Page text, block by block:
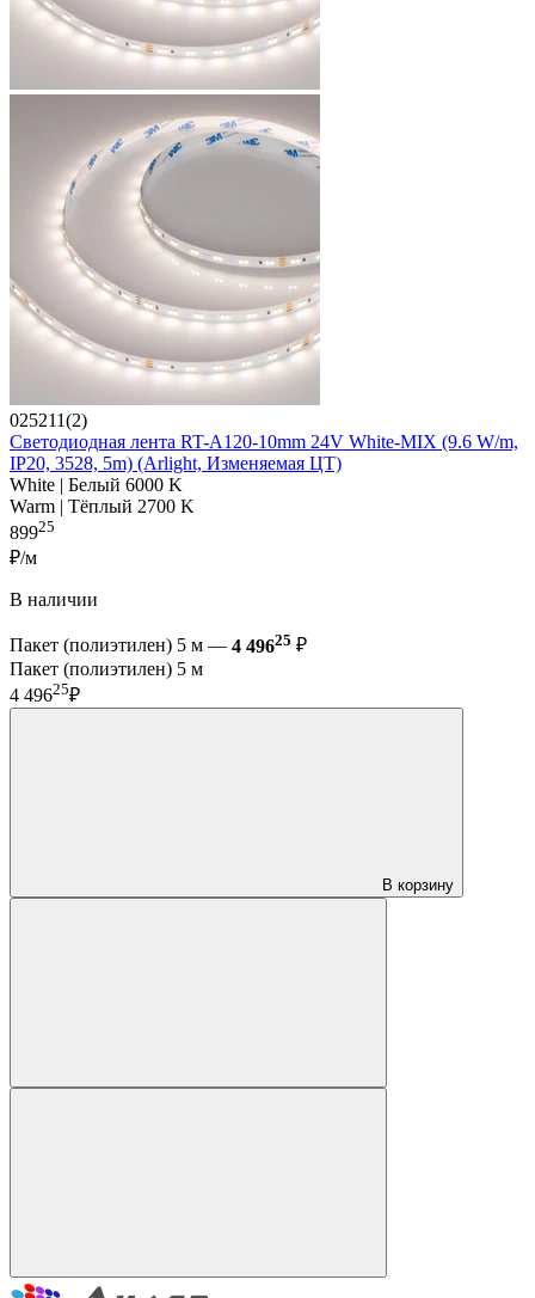
025211(2)
Светодиодная лента RT-A120-10mm 24V White-MIX (9.6 W/m,
IP20, 3528, 5m) (Arlight, Изменяемая ЦТ)
White | Белый 6000 K
Warm | Тёплый 2700 K
89925
₽/м
В наличии
Пакет (полиэтилен) 5 м — 4 49625 ₽
Пакет (полиэтилен) 5 м
4 49625₽
В корзину